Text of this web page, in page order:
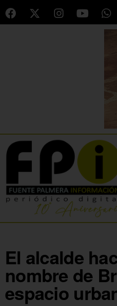
El alcalde
nombre de
espacio